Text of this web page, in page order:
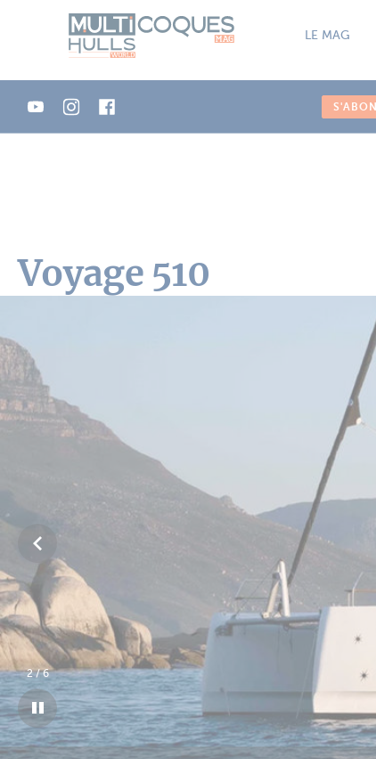
LE MAG
Voyage 510
3/6
Panneau de gestion des cookies